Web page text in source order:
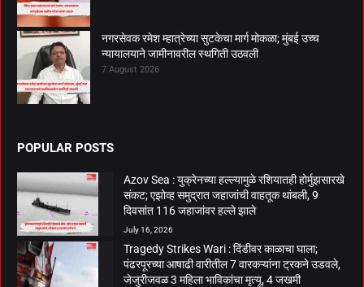
नगरसेवक रमेश म्हात्रेच्या सुटकेचा मार्ग मोकळा; मुंबई उच्च
न्यायालयाने जामीनावरील स्थगिती उठवली
7 August 2026
POPULAR POSTS
Azov Sea : युक्रेनच्या हल्ल्यामुळे रशियातही होर्मुझसारखे
संकट; एझोव्ह समुद्रात जहाजांची वाहतूक थांबली, 9
दिवसांत 116 जहाजांवर हल्ले झाले
July 16, 2026
Tragedy Strikes Wari : दिंडीवर काळाचा घाला;
पंढरपूरच्या आषाढी वारीतील 7 वारकऱ्यांना ट्रकने उडवले,
जेजुरीजवळ 3 महिला भाविकांचा मृत्यू, 4 जखमी